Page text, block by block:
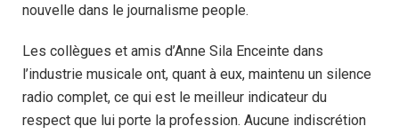
nouvelle dans le journalisme people.
Les collègues et amis d’Anne Sila Enceinte dans
l’industrie musicale ont, quant à eux, maintenu un silence
radio complet, ce qui est le meilleur indicateur du
respect que lui porte la profession. Aucune indiscrétion